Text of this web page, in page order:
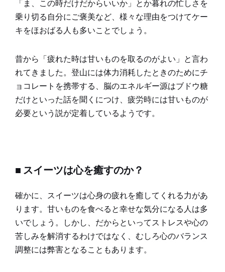
「ま、この時だけだからいいか」とか暮れの忙しさを
乗り切る自分にご褒美など、様々な理由をつけてケー
キをほおばる人も多いことでしょう。
昔から「疲れた時は甘いものを取るのがよい」と言わ
れてきました。登山には体力消耗したときのためにチ
ョコレートを携帯する、脳のエネルギー源はブドウ糖
だけといった話を聞くにつけ、疲労時には甘いものが
必要という説が定着しているようです。
■ スイーツは心を癒すのか？
確かに、スイーツは心身の疲れを癒してくれる力があ
ります。甘いものを食べると幸せな気分になる人は多
いでしょう。しかし、だからといってストレスや心の
苦しみを解消するわけではなく、むしろ心のバランス
調整には弊害となることもあります。